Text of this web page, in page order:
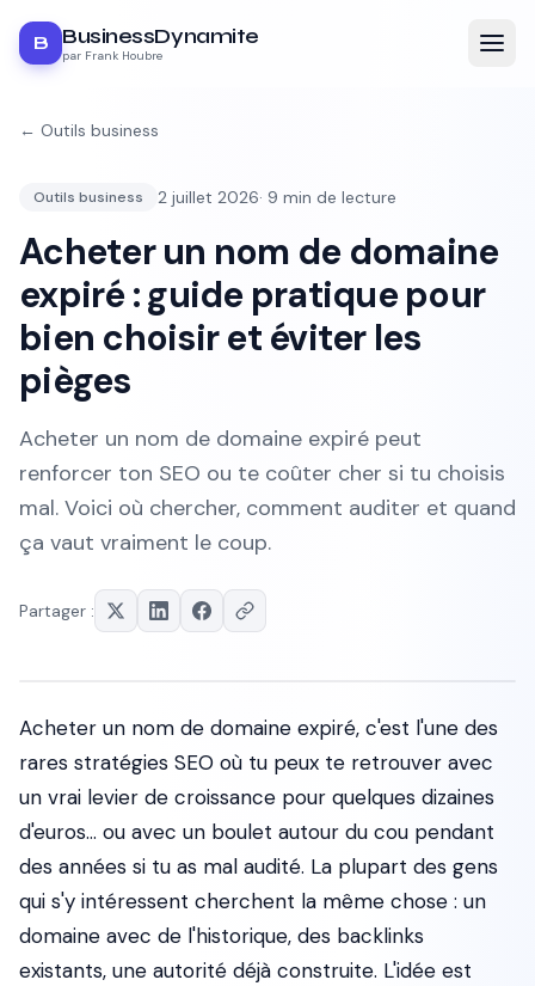
B BusinessDynamite
par Frank Houbre
← Outils business
Outils business 2 juillet 2026· 9 min de lecture
Acheter un nom de domaine
expiré : guide pratique pour
bien choisir et éviter les
pièges
Acheter un nom de domaine expiré peut
renforcer ton SEO ou te coûter cher si tu choisis
mal. Voici où chercher, comment auditer et quand
ça vaut vraiment le coup.
Partager :
Acheter un nom de domaine expiré, c'est l'une des
rares stratégies SEO où tu peux te retrouver avec
un vrai levier de croissance pour quelques dizaines
d'euros... ou avec un boulet autour du cou pendant
des années si tu as mal audité. La plupart des gens
qui s'y intéressent cherchent la même chose : un
domaine avec de l'historique, des backlinks
existants, une autorité déjà construite. L'idée est